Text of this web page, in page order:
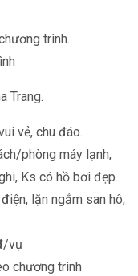
trình.
Trang.
vẻ, chu đáo.
phòng máy lạnh,
Ks có hồ bơi đẹp.
lặn ngắm san hô,
vụ
chương trình